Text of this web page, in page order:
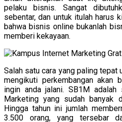
pelaku bisnis. Sangat
sebentar, dan untuk itulah harus
bahwa bisnis online bukanlah
memberi kekayaan.
Salah satu cara yang paling tepat
mengikuti perkembangan akan
ingin anda jalani. SB1M adalah
Marketing yang sudah banyak
Hingga tahun ini jumlah
3.500 orang, yang tersebar